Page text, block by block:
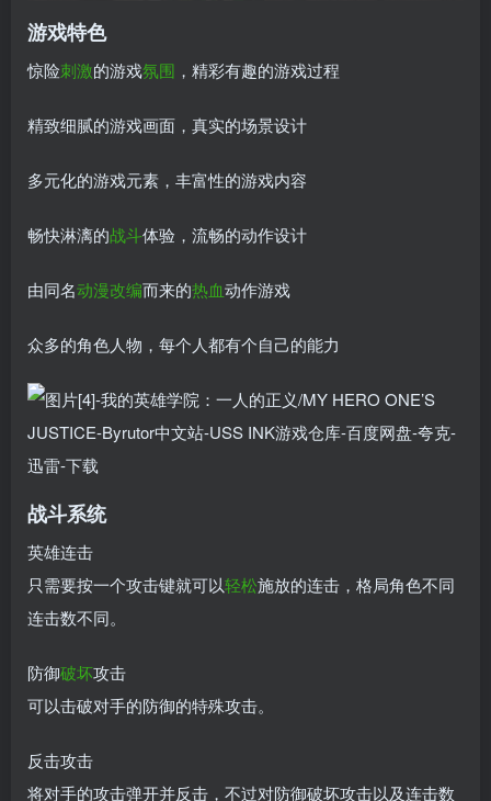
游戏特色
惊险刺激的游戏氛围 ，精彩有趣的游戏过程
精致细腻的游戏画面，真实的场景设计
多元化的游戏元素，丰富性的游戏内容
畅快淋漓的战斗体验，流畅的动作设计
由同名动漫改编而来的热血动作游戏
众多的角色人物，每个人都有个自己的能力
战斗系统
英雄连击
只需要按一个攻击键就可以轻松施放的连击，格局角色不同
连击数不同。
防御破坏攻击
可以击破对手的防御的特殊攻击。
反击攻击
将对手的攻击弹开并反击，不过对防御破坏攻击以及连击数